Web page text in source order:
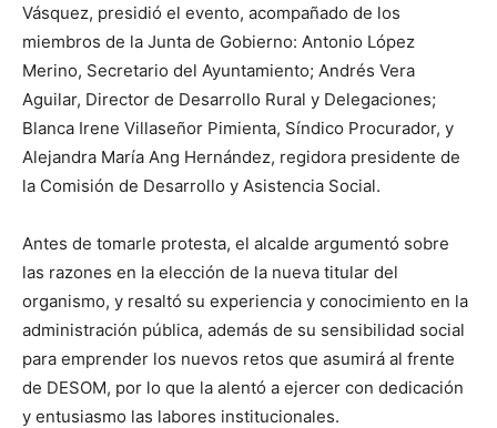
Vásquez, presidió el evento, acompañado de los
miembros de la Junta de Gobierno: Antonio López
Merino, Secretario del Ayuntamiento; Andrés Vera
Aguilar, Director de Desarrollo Rural y Delegaciones;
Blanca Irene Villaseñor Pimienta, Síndico Procurador, y
Alejandra María Ang Hernández, regidora presidente de
la Comisión de Desarrollo y Asistencia Social.
Antes de tomarle protesta, el alcalde argumentó sobre
las razones en la elección de la nueva titular del
organismo, y resaltó su experiencia y conocimiento en la
administración pública, además de su sensibilidad social
para emprender los nuevos retos que asumirá al frente
de DESOM, por lo que la alentó a ejercer con dedicación
y entusiasmo las labores institucionales.